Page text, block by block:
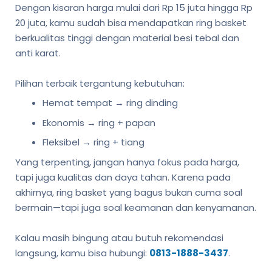
Dengan kisaran harga mulai dari Rp 15 juta hingga Rp
20 juta, kamu sudah bisa mendapatkan ring basket
berkualitas tinggi dengan material besi tebal dan
anti karat.
Pilihan terbaik tergantung kebutuhan:
Hemat tempat → ring dinding
Ekonomis → ring + papan
Fleksibel → ring + tiang
Yang terpenting, jangan hanya fokus pada harga,
tapi juga kualitas dan daya tahan. Karena pada
akhirnya, ring basket yang bagus bukan cuma soal
bermain—tapi juga soal keamanan dan kenyamanan.
Kalau masih bingung atau butuh rekomendasi
langsung, kamu bisa hubungi: 0813-1888-3437.